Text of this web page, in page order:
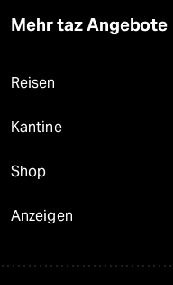
Mehr taz Angebote
Reisen
Kantine
Shop
Anzeigen